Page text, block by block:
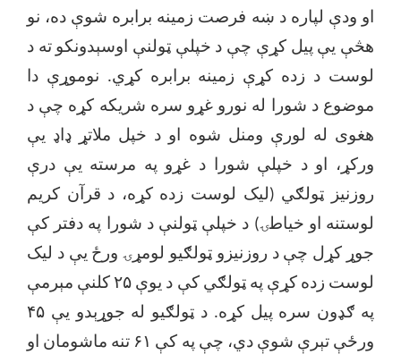
او ودې لپاره د ښه فرصت زمینه برابره شوې ده، نو
هڅې یې پیل کړې چې د خپلې ټولنې اوسېدونکو ته د
لوست د زده کړې زمینه برابره کړي. نوموړې دا
موضوع د شورا له نورو غړو سره شریکه کړه چې د
هغوی له لورې ومنل شوه او د خپل ملاتړ ډاډ یې
ورکړ، او د خپلې شورا د غړو په مرسته یې درې
روزنیز ټولګي (لیک لوست زده کړه، د قرآن کریم
لوستنه او خیاطۍ) د خپلې ټولنې د شورا په دفتر کې
جوړ کړل چې د روزنیزو ټولګیو لومړۍ ورځ یې د لیک
لوست زده کړې په ټولګي کې د یوې ۲۵ کلنې مېرمې
په ګډون سره پیل کړه. د ټولګیو له جوړېدو یې ۴۵
ورځې تېرې شوې دي، چې په کې ۶۱ تنه ماشومان او